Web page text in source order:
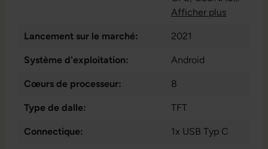
Bluetooth 5.0
Afficher plus
Lancement sur le marché: 2021
Système d'exploitation: Android
Cœurs de processeur: 8
Type de dalle: TFT
Connectique: 1x USB Typ C